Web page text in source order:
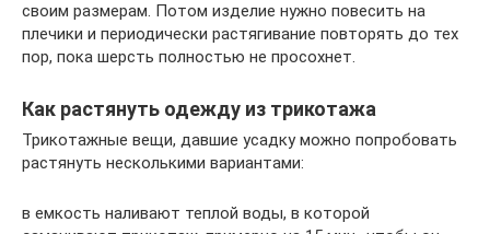
своим размерам. Потом изделие нужно повесить на
плечики и периодически растягивание повторять до тех
пор, пока шерсть полностью не просохнет.
Как растянуть одежду из трикотажа
Трикотажные вещи, давшие усадку можно попробовать
растянуть несколькими вариантами:
в емкость наливают теплой воды, в которой